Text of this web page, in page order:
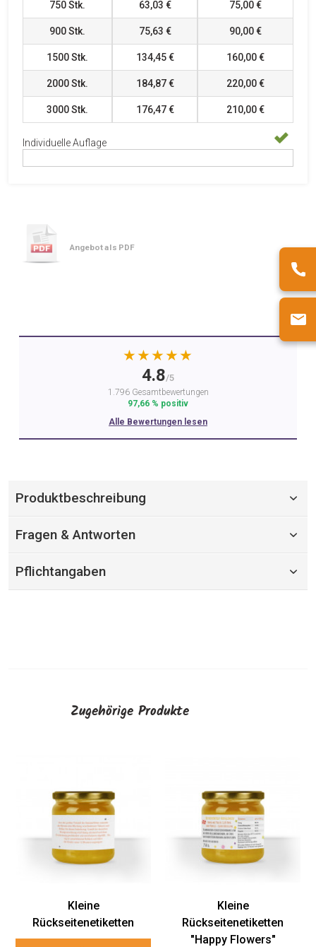
750Stk. 63,03 € 75,00 €
900Stk. 75,63 € 90,00 €
1500Stk. 134,45 € 160,00 €
2000Stk. 184,87 € 220,00 €
3000Stk. 176,47 € 210,00 €
Individuelle Auflage
Angebot als PDF
★★★★★
4.8/5
1.796 Gesamtbewertungen
97,66 % positiv
Alle Bewertungen lesen
Produktbeschreibung
Fragen & Antworten
Pflichtangaben
Zugehörige Produkte
Kleine
Rückseitenetiketten
Kleine
Rückseitenetiketten
"Happy Flowers"